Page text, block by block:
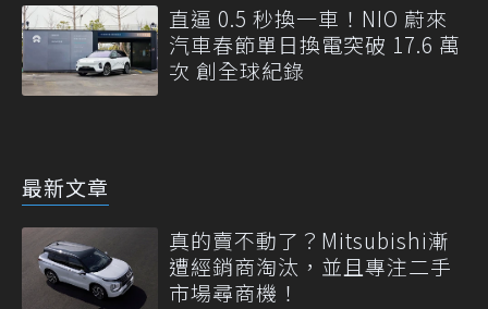
直逼 0.5 秒換一車！NIO 蔚來
汽車春節單日換電突破 17.6 萬
次 創全球紀錄
最新文章
真的賣不動了？Mitsubishi漸
遭經銷商淘汰，並且專注二手
市場尋商機！